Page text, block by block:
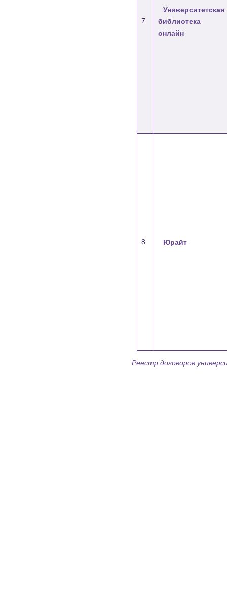
7
Университетская
библиотека
онлайн
8 Юрайт
Реестр договоров